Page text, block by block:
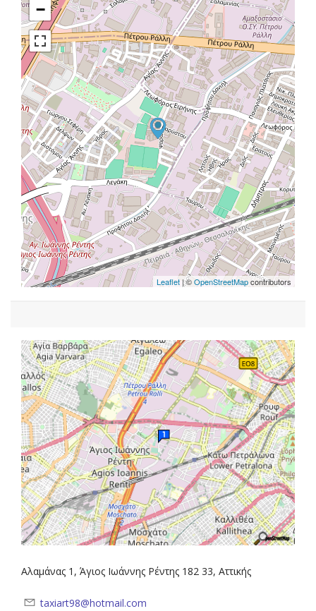
−
Leaflet | ©OpenStreetMapcontributors
Αλαμάνας 1, Άγιος Ιωάννης Ρέντης 182 33, Αττικής
taxiart98@hotmail.com